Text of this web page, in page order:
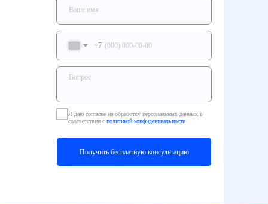
+7
Я даю согласие на обработку персональных данных в
соответствии с политикой конфиденциальности
Получить бесплатную консультацию